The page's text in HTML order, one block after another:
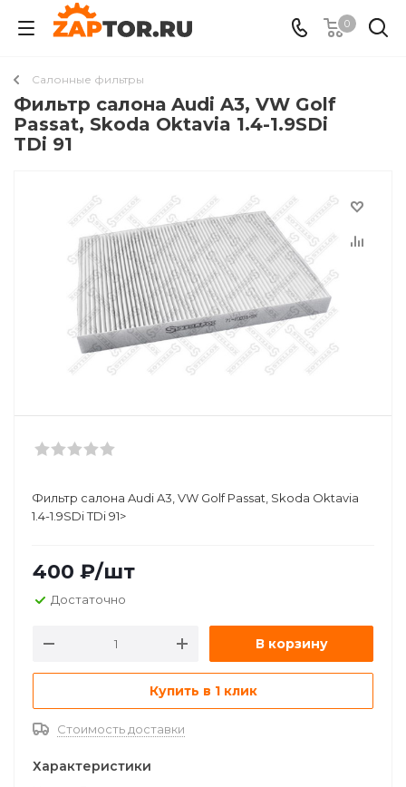
0
Салонные фильтры
Фильтр салона Audi A3, VW Golf
Passat, Skoda Oktavia 1.4-1.9SDi
TDi 91
Фильтр салона Audi A3, VW Golf Passat, Skoda Oktavia
1.4-1.9SDi TDi 91>
400 ₽/шт
Достаточно
В корзину
Купить в 1 клик
Стоимость доставки
Характеристики